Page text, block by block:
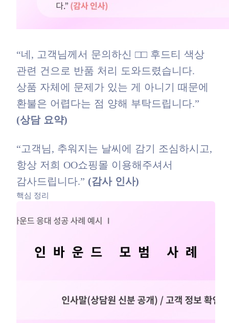
“네, 고객님께서 문의하신 □□ 후드티 색상
관련 건으로 반품 처리 도와드렸습니다.
상품 자체에 문제가 있는 게 아니기 때문에
환불은 어렵다는 점 양해 부탁드립니다.”
(상담 요약)
“고객님, 추워지는 날씨에 감기 조심하시고,
항상 저희 OO쇼핑몰 이용해주셔서
감사드립니다.” (감사 인사)
핵심 정리